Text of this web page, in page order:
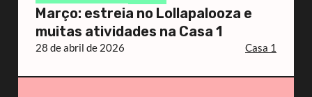
Março: estreia no Lollapalooza e
muitas atividades na Casa 1
28 de abril de 2026 Casa 1